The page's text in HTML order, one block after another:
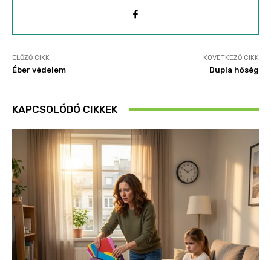
ELŐZŐ CIKK
Éber védelem
KÖVETKEZŐ CIKK
Dupla hőség
KAPCSOLÓDÓ CIKKEK